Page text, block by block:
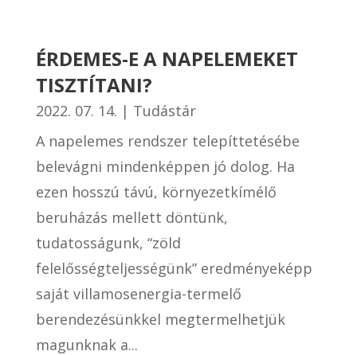
ÉRDEMES-E A NAPELEMEKET
TISZTÍTANI?
2022. 07. 14. | Tudástár
A napelemes rendszer telepíttetésébe
belevágni mindenképpen jó dolog. Ha
ezen hosszú távú, környezetkímélő
beruházás mellett döntünk,
tudatosságunk, “zöld
felelősségteljességünk” eredményeképp
saját villamosenergia-termelő
berendezésünkkel megtermelhetjük
magunknak a...